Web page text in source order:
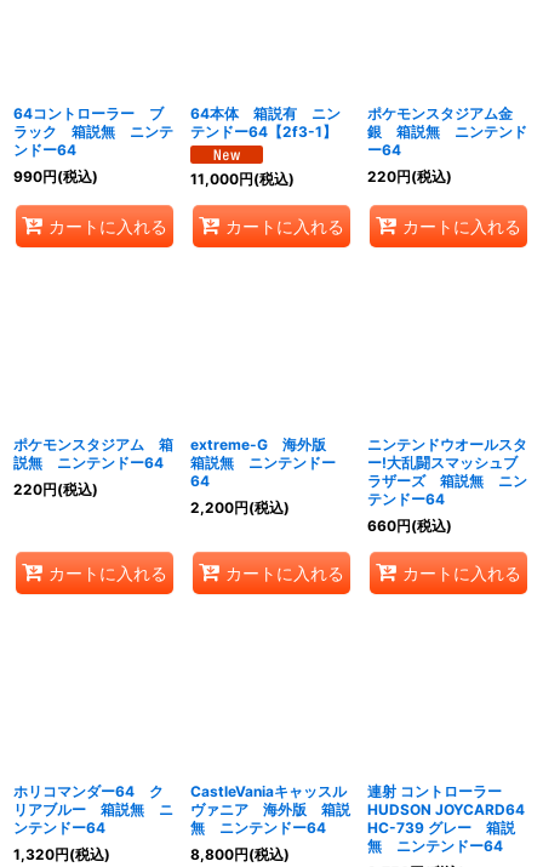
64コントローラー ブ
ラック 箱説無 ニンテ
ンドー64
990円(税込)
カートに入れる
64本体 箱説有 ニン
テンドー64【2f3-1】
11,000円(税込)
カートに入れる
ポケモンスタジアム金
銀 箱説無 ニンテンド
ー64
220円(税込)
カートに入れる
ポケモンスタジアム 箱
説無 ニンテンドー64
220円(税込)
カートに入れる
extreme-G 海外版
箱説無 ニンテンドー
64
2,200円(税込)
カートに入れる
ニンテンドウオールスタ
ー!大乱闘スマッシュブ
ラザーズ 箱説無 ニン
テンドー64
660円(税込)
カートに入れる
ホリコマンダー64 ク
リアブルー 箱説無 ニ
ンテンドー64
1,320円(税込)
CastleVaniaキャッスル
ヴァニア 海外版 箱説
無 ニンテンドー64
8,800円(税込)
連射 コントローラー
HUDSON JOYCARD64
HC-739 グレー 箱説
無 ニンテンドー64